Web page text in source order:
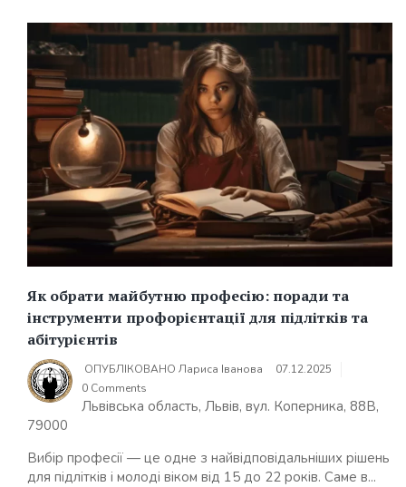
Як обрати майбутню професію: поради та
інструменти профорієнтації для підлітків та
абітурієнтів
ОПУБЛІКОВАНО Лариса Іванова
07.12.2025
0 Comments
Львівська область, Львів, вул. Коперника, 88В,
79000
Вибір професії — це одне з найвідповідальніших рішень
для підлітків і молоді віком від 15 до 22 років. Саме в...